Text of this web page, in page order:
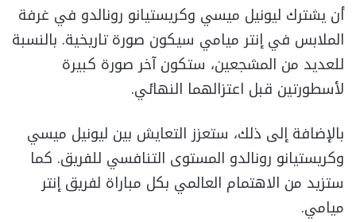
أن يشترك ليونيل ميسي وكريستيانو رونالدو في غرفة
الملابس في إنتر ميامي سيكون صورة تاريخية. بالنسبة
للعديد من المشجعين، ستكون آخر صورة كبيرة
لأسطورتين قبل اعتزالهما النهائي.
بالإضافة إلى ذلك، ستعزز التعايش بين ليونيل ميسي
وكريستيانو رونالدو المستوى التنافسي للفريق. كما
ستزيد من الاهتمام العالمي بكل مباراة لفريق إنتر
ميامي.